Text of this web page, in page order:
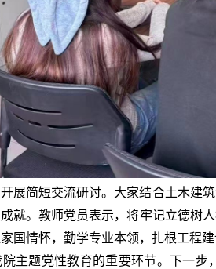
展简短交流研讨。大家结合土木建
就。教师党员表示，将牢记立德树
国情怀，勤学专业本领，扎根工程建
主题党性教育的重要环节。下一